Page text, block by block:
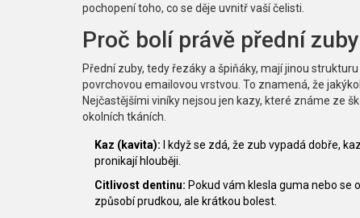
pochopení toho, co se děje uvnitř vaší čelisti.
Proč bolí právě přední
Přední zuby, tedy řezáky a špiňáky, mají jinou
povrchovou emailovou vrstvou. To znamená, že
Nejčastějšími viníky nejsou jen kazy, které známe ze
okolních tkáních.
Kaz (kavita): I když se zdá, že zub vypadá dobře,
pronikají hlouběji.
Citlivost dentinu: Pokud vám klesla guma nebo se
způsobí prudkou, ale krátkou bolest.